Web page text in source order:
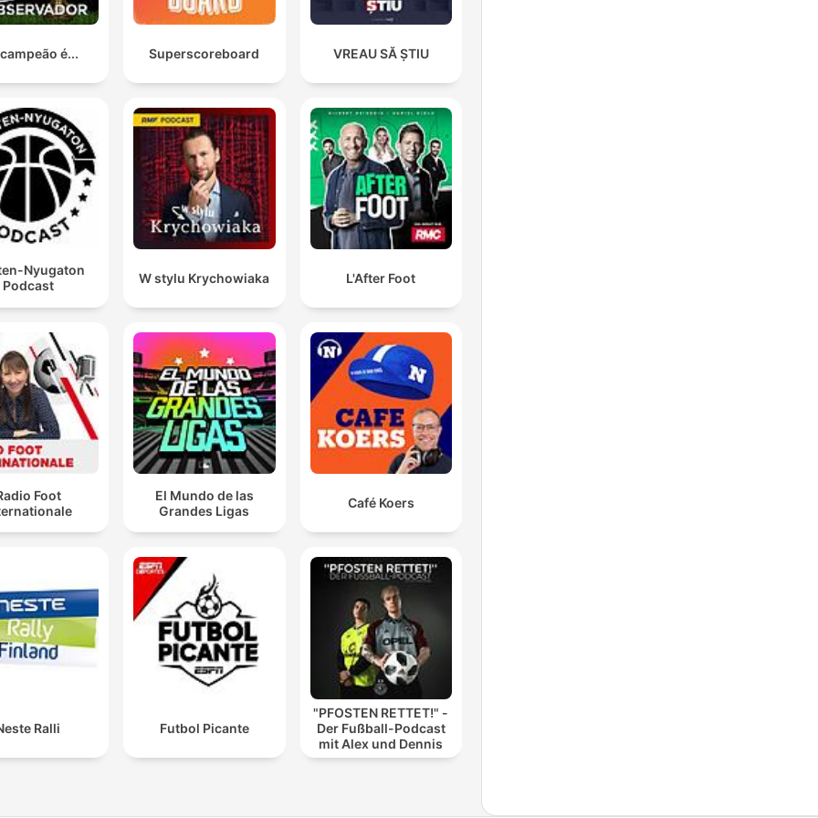
é... Superscoreboard VREAU SĂ ȘTIU
Nyugaton
Podcast
W stylu Krychowiaka L'After Foot
Foot
El Mundo de las
Grandes Ligas
Café Koers
Ralli Futbol Picante
"PFOSTEN RETTET!" -
Der Fußball-Podcast
mit Alex und Dennis